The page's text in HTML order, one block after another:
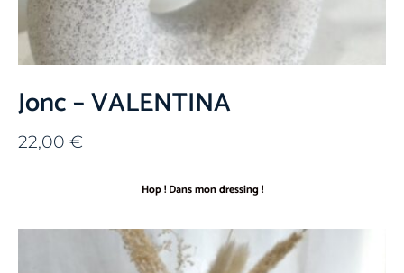
Jonc – VALENTINA
22,00 €
Hop ! Dans mon dressing !